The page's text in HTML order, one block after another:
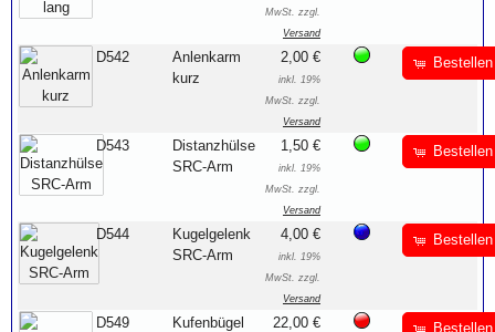
MwSt. zzgl.
Versand
D542
Anlenkarm
kurz
2,00 €
inkl. 19%
MwSt. zzgl.
Versand
Bestellen
D543
Distanzhülse
SRC-Arm
1,50 €
inkl. 19%
MwSt. zzgl.
Versand
Bestellen
D544
Kugelgelenk
SRC-Arm
4,00 €
inkl. 19%
MwSt. zzgl.
Versand
Bestellen
D549
Kufenbügel
22,00 € Bestellen